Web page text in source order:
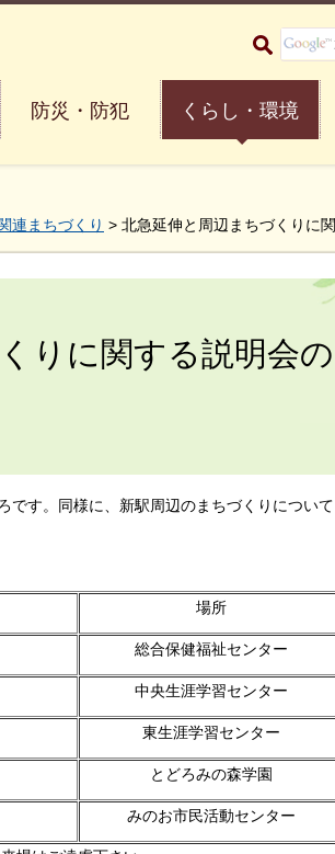
大阪府箕面市 Minoh City
防災・防犯 くらし・環境
連まちづくり > 北急延伸と周辺まちづくりに
りに関する説明会の
す。同様に、新駅周辺のまちづくりについ
場所
総合保健福祉センター
中央生涯学習センター
東生涯学習センター
とどろみの森学園
みのお市民活動センター